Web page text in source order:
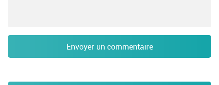
Envoyer un commentaire